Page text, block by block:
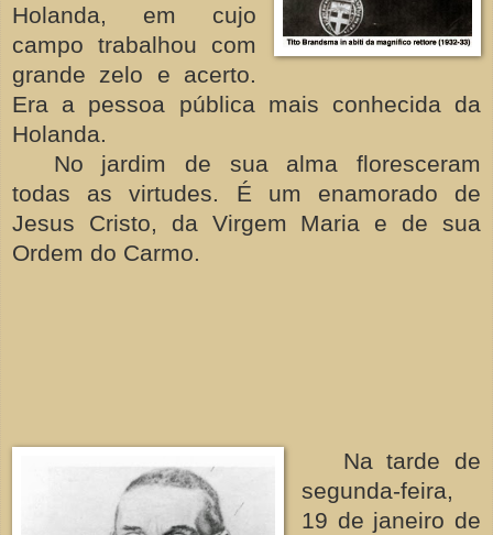
Holanda, em cujo
campo trabalhou com
grande zelo e acerto.
Era a pessoa pública mais conhecida da
Holanda.
No jardim de sua alma floresceram
todas as virtudes. É um enamorado de
Jesus Cristo, da Virgem Maria e de sua
Ordem do Carmo.
Na tarde de
segunda-feira,
19 de janeiro de